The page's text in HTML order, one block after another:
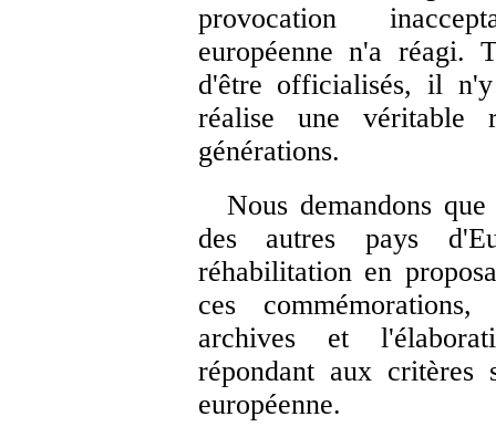
provocation
européenne n'a réagi.
d'être officialisés, il
réalise une véritable
générations.
Nous demandons
des autres pays
réhabilitation en
ces
archives et
répondant aux critères
européenne.